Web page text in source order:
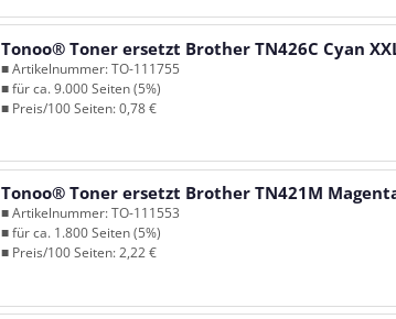
Tonoo® Toner ersetzt Brother TN426C Cyan
■ Artikelnummer: TO-111755
■ für ca. 9.000 Seiten (5%)
■ Preis/100 Seiten: 0,78 €
Tonoo® Toner ersetzt Brother TN421M
■ Artikelnummer: TO-111553
■ für ca. 1.800 Seiten (5%)
■ Preis/100 Seiten: 2,22 €